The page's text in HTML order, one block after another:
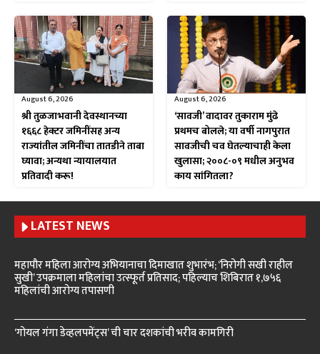
August 6, 2026
श्री तुळजाभवानी देवस्थानच्या
१६६८ हेक्टर जमिनींसह अन्य
राज्यांतील जमिनींचा तातडीने ताबा
घ्यावा; अन्यथा न्यायालयात
प्रतिवादी करू!
August 6, 2026
‘सावजी’ वादावर तुकाराम मुंढे
प्रथमच बोलले; या वर्षी नागपुरात
सावजीची चव घेतल्याचाही केला
खुलासा; २००८-०९ मधील अनुभव
काय सांगितला?
LATEST NEWS
महापौर महिला आरोग्य अभियानाचा दिमाखात शुभारंभ; ‘निरोगी सखी राहील
सुखी’ उपक्रमाला महिलांचा उत्स्फूर्त प्रतिसाद; पहिल्याच शिबिरात १,७५६
महिलांची आरोग्य तपासणी
‘गोयल गंगा डेव्हलपमेंट्स’ ची चार दशकांची भरीव कामगिरी